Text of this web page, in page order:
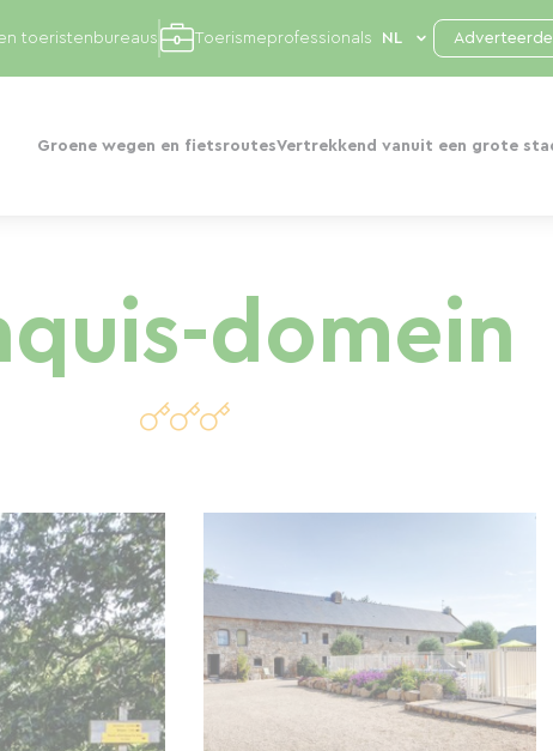
Groene wegen en fietsroutesVertrekkend vanuit een grote
toeristenbureaus Toerismeprofessionals
domein